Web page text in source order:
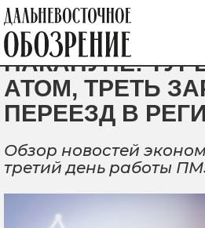
НАКАНУНЕ:
АТОМ, ТРЕТЬ
ПЕРЕЕЗД В
Обзор новостей
третий день работы